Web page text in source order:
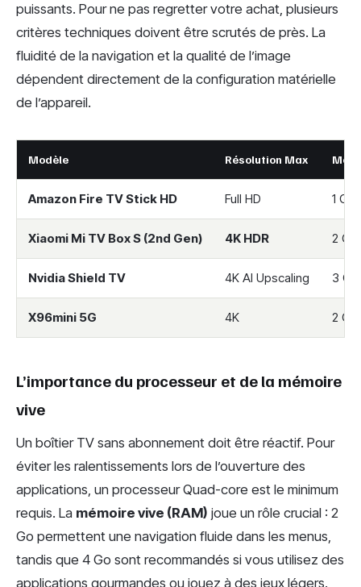
puissants. Pour ne pas regretter votre achat, plusieurs
critères techniques doivent être scrutés de près. La
fluidité de la navigation et la qualité de l’image
dépendent directement de la configuration matérielle
de l’appareil.
Modèle Résolution Max
Amazon Fire TV Stick HD Full HD 1 Go
Xiaomi Mi TV Box S (2nd Gen) 4K HDR 2 Go
Nvidia Shield TV 4K AI Upscaling 3 Go
X96mini 5G 4K 2 Go
L’importance du processeur et de la mémoire
vive
Un boîtier TV sans abonnement doit être réactif. Pour
éviter les ralentissements lors de l’ouverture des
applications, un processeur Quad-core est le minimum
requis. La mémoire vive (RAM) joue un rôle crucial : 2
Go permettent une navigation fluide dans les menus,
tandis que 4 Go sont recommandés si vous utilisez des
applications gourmandes ou jouez à des jeux légers.